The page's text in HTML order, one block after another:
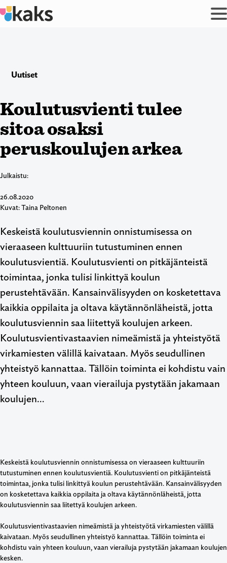
Siirry
sisältöön
Uutiset
Koulutusvienti tulee
sitoa osaksi
peruskoulujen arkea
Julkaistu:
26.08.2020
Kuvat: Taina Peltonen
Keskeistä koulutusviennin onnistumisessa on
vieraaseen kulttuuriin tutustuminen ennen
koulutusvientiä. Koulutusvienti on pitkäjänteistä
toimintaa, jonka tulisi linkittyä koulun
perustehtävään. Kansainvälisyyden on kosketettava
kaikkia oppilaita ja oltava käytännönläheistä, jotta
koulutusviennin saa liitettyä koulujen arkeen.
Koulutusvientivastaavien nimeämistä ja yhteistyötä
virkamiesten välillä kaivataan. Myös seudullinen
yhteistyö kannattaa. Tällöin toiminta ei kohdistu vain
yhteen kouluun, vaan vierailuja pystytään jakamaan
koulujen…
Keskeistä koulutusviennin onnistumisessa on vieraaseen kulttuuriin
tutustuminen ennen koulutusvientiä. Koulutusvienti on pitkäjänteistä
toimintaa, jonka tulisi linkittyä koulun perustehtävään. Kansainvälisyyden
on kosketettava kaikkia oppilaita ja oltava käytännönläheistä, jotta
koulutusviennin saa liitettyä koulujen arkeen.
Koulutusvientivastaavien nimeämistä ja yhteistyötä virkamiesten välillä
kaivataan. Myös seudullinen yhteistyö kannattaa. Tällöin toiminta ei
kohdistu vain yhteen kouluun, vaan vierailuja pystytään jakamaan koulujen
kesken.